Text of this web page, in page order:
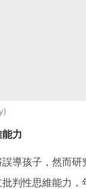
力
導孩子，然而研
判性思維能力，